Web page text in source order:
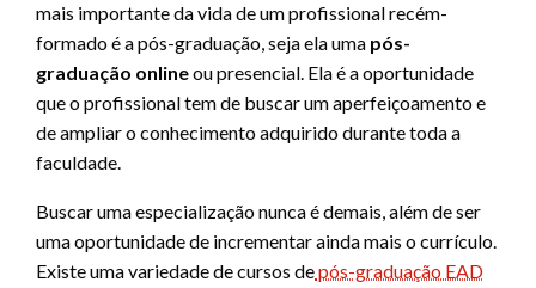
mais importante da vida de um profissional recém-
formado é a pós-graduação, seja ela uma pós-
graduação onlineou presencial. Ela é a oportunidade
que o profissional tem de buscar um aperfeiçoamento e
de ampliar o conhecimento adquirido durante toda a
faculdade.
Buscar uma especialização nunca é demais, além de ser
uma oportunidade de incrementar ainda mais o currículo.
Existe uma variedade de cursos depós-graduação EAD